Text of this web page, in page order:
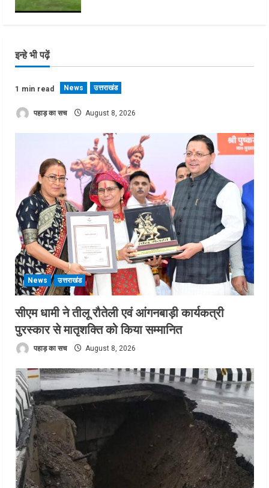
इन्हे भी पढ़ें
1 min read News उत्तराखंड
पहाड़ का सच August 8, 2026
News उत्तराखंड
सीएम धामी ने तीलू रौतेली एवं आंगनबाड़ी कार्यकत्री
पुरस्कार से मातृशक्ति को किया सम्मानित
पहाड़ का सच August 8, 2026